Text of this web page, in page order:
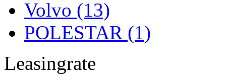
Volvo (13)
POLESTAR (1)
Leasingrate